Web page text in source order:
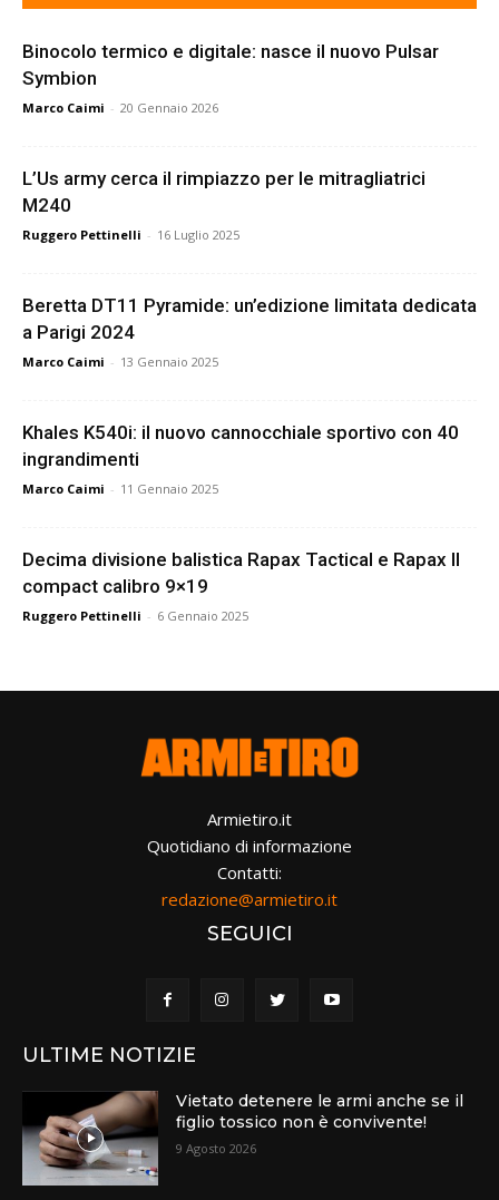
Binocolo termico e digitale: nasce il nuovo Pulsar
Symbion
Marco Caimi - 20 Gennaio 2026
L’Us army cerca il rimpiazzo per le mitragliatrici
M240
Ruggero Pettinelli - 16 Luglio 2025
Beretta DT11 Pyramide: un’edizione limitata dedicata
a Parigi 2024
Marco Caimi - 13 Gennaio 2025
Khales K540i: il nuovo cannocchiale sportivo con 40
ingrandimenti
Marco Caimi - 11 Gennaio 2025
Decima divisione balistica Rapax Tactical e Rapax II
compact calibro 9×19
Ruggero Pettinelli - 6 Gennaio 2025
Armietiro.it
Quotidiano di informazione
Contatti:
redazione@armietiro.it
SEGUICI
ULTIME NOTIZIE
Vietato detenere le armi anche se il
figlio tossico non è convivente!
9 Agosto 2026